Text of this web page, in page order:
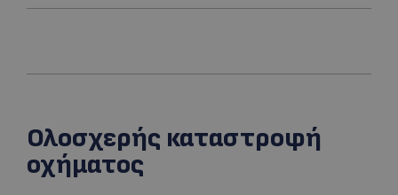
Ολοσχερής καταστροφή
οχήματος